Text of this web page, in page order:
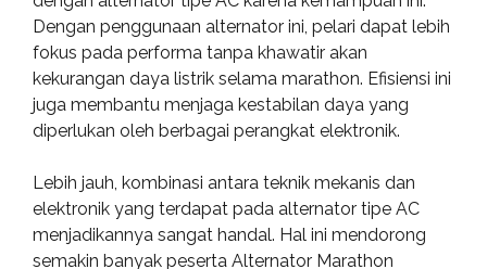
Dengan penggunaan alternator ini, pelari dapat lebih
fokus pada performa tanpa khawatir akan
kekurangan daya listrik selama marathon. Efisiensi ini
juga membantu menjaga kestabilan daya yang
diperlukan oleh berbagai perangkat elektronik.
Lebih jauh, kombinasi antara teknik mekanis dan
elektronik yang terdapat pada alternator tipe AC
menjadikannya sangat handal. Hal ini mendorong
semakin banyak peserta Alternator Marathon